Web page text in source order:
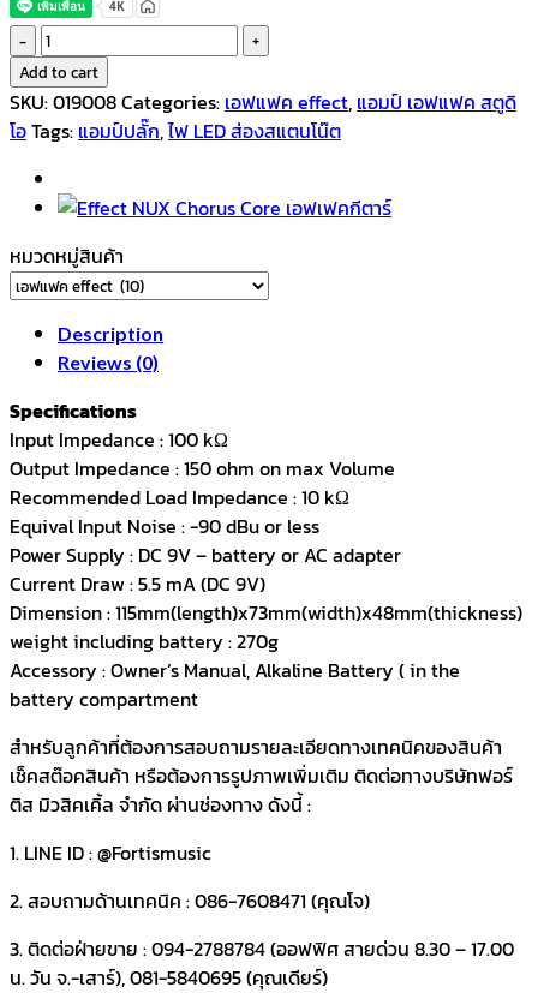
Effect
TOM'S
LINE
ACH
เอฟเฟค
ก้อน
คอรัส
quantity
Add to cart
SKU:019008Categories: เอฟแฟค effect, แอมป์ เอฟแฟค สตูดิ
โอTags: แอมป์ปลั๊ก,ไฟ LED ส่องสแตนโน๊ต
หมวดหมู่สินค้า
Description
Reviews (0)
Specifications
Input Impedance : 100 kΩ
Output Impedance : 150 ohm on max Volume
Recommended Load Impedance : 10 kΩ
Equival Input Noise : -90 dBu or less
Power Supply : DC 9V – battery or AC adapter
Current Draw : 5.5 mA (DC 9V)
Dimension : 115mm(length)x73mm(width)x48mm(thickness)
weight including battery : 270g
Accessory : Owner’s Manual, Alkaline Battery ( in the
battery compartment
สำหรับลูกค้าที่ต้องการสอบถามรายละเอียดทางเทคนิคของสินค้า
เช็คสต๊อคสินค้า หรือต้องการรูปภาพเพิ่มเติม ติดต่อทางบริษัทฟอร์
ติส มิวสิคเคิ้ล จำกัด ผ่านช่องทาง ดังนี้ :
1. LINE ID : @Fortismusic
2. สอบถามด้านเทคนิค : 086-7608471 (คุณโจ)
3. ติดต่อฝ่ายขาย : 094-2788784 (ออฟฟิศ สายด่วน 8.30 – 17.00
น. วัน จ.-เสาร์), 081-5840695 (คุณเดียร์)